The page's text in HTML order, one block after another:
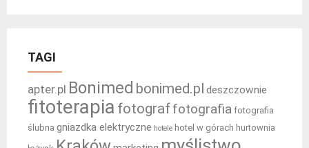
TAGI
apter.pl Bonimed bonimed.pl deszczownie
fitoterapia fotograffotografia fotografia
ślubna gniazdka elektryczne hotele hotel w górach hurtownia